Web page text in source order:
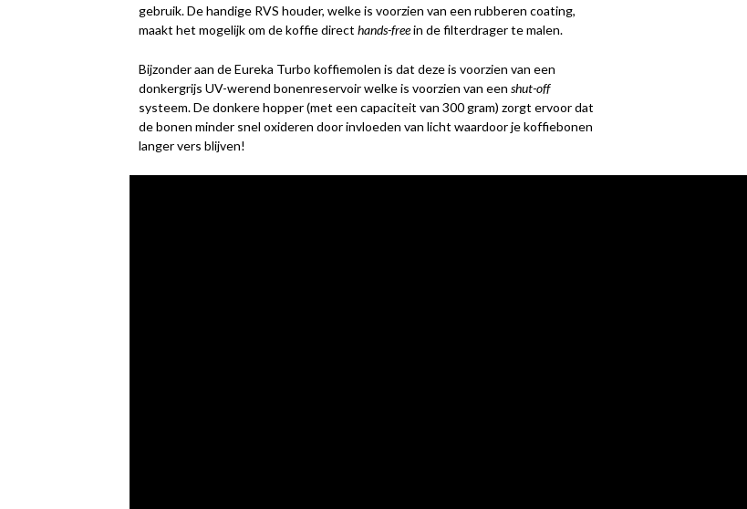
gebruik. De handige RVS houder, welke is voorzien van een rubberen coating,
maakt het mogelijk om de koffie direct hands-freein de filterdrager te malen.
Bijzonder aan de Eureka Turbo koffiemolen is dat deze is voorzien van een
donkergrijs UV-werend bonenreservoir welke is voorzien van een shut-off
systeem. De donkere hopper (met een capaciteit van 300 gram) zorgt ervoor dat
de bonen minder snel oxideren door invloeden van licht waardoor je koffiebonen
langer vers blijven!